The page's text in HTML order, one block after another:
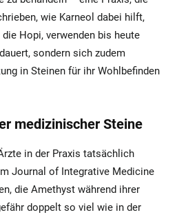
wie Karneol dabei hilft,
Hopi, verwenden bis heute
sondern sich zudem
in Steinen für ihr Wohlbefinden
medizinischer Steine
in der Praxis tatsächlich
Journal of Integrative Medicine
die Amethyst während ihrer
doppelt so viel wie in der